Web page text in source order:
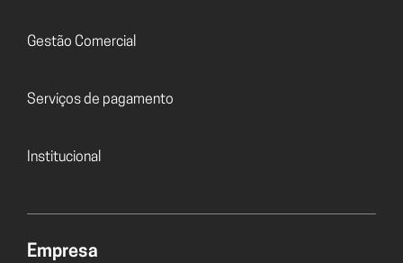
Gestão Comercial
Serviços de pagamento
Institucional
Empresa